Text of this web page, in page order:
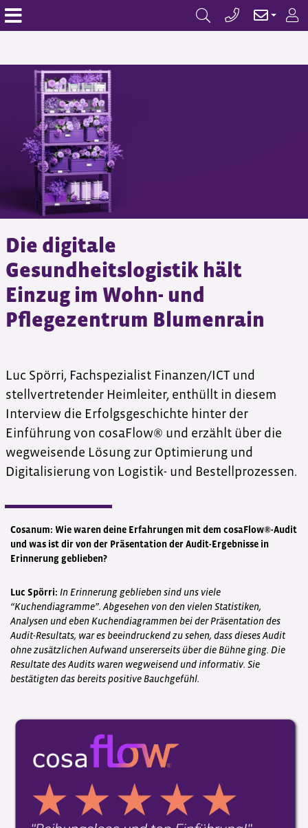
Die digitale
Gesundheitslogistik hält
Einzug im Wohn- und
Pflegezentrum Blumenrain
Luc Spörri, Fachspezialist Finanzen/ICT und
stellvertretender Heimleiter, enthüllt in diesem
Interview die Erfolgsgeschichte hinter der
Einführung von cosaFlow® und erzählt über die
wegweisende Lösung zur Optimierung und
Digitalisierung von Logistik- und Bestellprozessen.
Cosanum: Wie waren deine Erfahrungen mit dem cosaFlow®-Audit
und was ist dir von der Präsentation der Audit-Ergebnisse in
Erinnerung geblieben?
Luc Spörri: In Erinnerung geblieben sind uns viele
“Kuchendiagramme”. Abgesehen von den vielen Statistiken,
Analysen und eben Kuchendiagrammen bei der Präsentation des
Audit-Resultats, war es beeindruckend zu sehen, dass dieses Audit
ohne zusätzlichen Aufwand unsererseits über die Bühne ging. Die
Resultate des Audits waren wegweisend und informativ. Sie
bestätigten das bereits positive Bauchgefühl.